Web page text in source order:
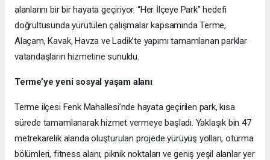
alanlarını bir bir hayata geçiriyor. “Her İlçeye Park” hedefi
doğrultusunda yürütülen çalışmalar kapsamında Terme,
Alaçam, Kavak, Havza ve Ladik’te yapımı tamamlanan parklar
vatandaşların hizmetine sunuldu.
Terme’ye yeni sosyal yaşam alanı
Terme ilçesi Fenk Mahallesi’nde hayata geçirilen park, kısa
sürede tamamlanarak hizmet vermeye başladı. Yaklaşık bin 47
metrekarelik alanda oluşturulan projede yürüyüş yolları, oturma
bölümleri, fitness alanı, piknik noktaları ve geniş yeşil alanlar yer